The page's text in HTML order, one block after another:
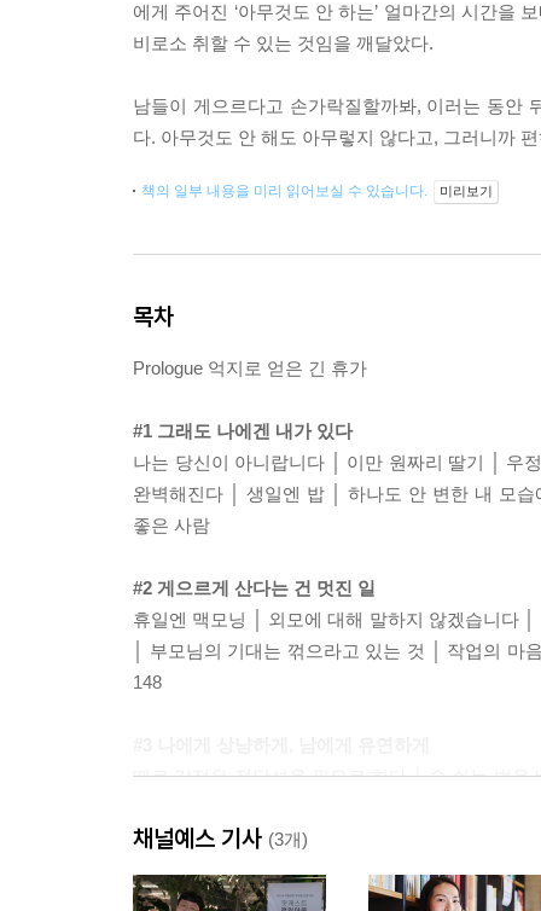
에게 주어진 ‘아무것도 안 하는’ 얼마간의 시간을
비로소 취할 수 있는 것임을 깨달았다.
남들이 게으르다고 손가락질할까봐, 이러는 동안
다. 아무것도 안 해도 아무렇지 않다고, 그러니까
책의 일부 내용을 미리 읽어보실 수 있습니다. 미리보기
목차
Prologue 억지로 얻은 긴 휴가
#1 그래도 나에겐 내가 있다
나는 당신이 아니랍니다 │ 이만 원짜리 딸기 │ 우
완벽해진다 │ 생일엔 밥 │ 하나도 안 변한 내 모
좋은 사람
#2 게으르게 산다는 건 멋진 일
휴일엔 맥모닝 │ 외모에 대해 말하지 않겠습니다
│ 부모님의 기대는 꺾으라고 있는 것 │ 작업의
148
때로 감정은 정당성을 필요로 한다 │ 숨 쉬는 법
것, 상처는 드러내는 것
#4 나를 의심하지 않기로 했다
채널예스 기사 (3개)